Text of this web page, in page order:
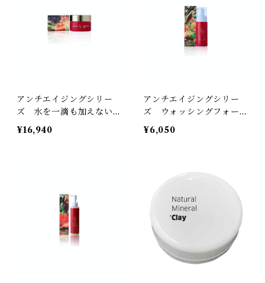
アンチエイジングシリー
ズ 水を一滴も加えない極
濃クリーム 40g
¥16,940
アンチエイジングシリー
ズ ウォッシングフォーム
150ml
¥6,050